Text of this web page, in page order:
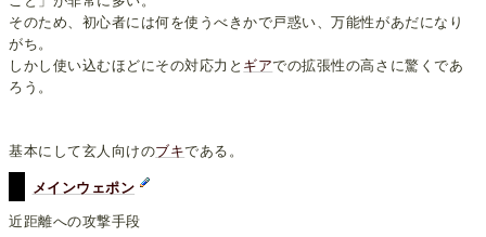
そのため、初心者には何を使うべきかで戸惑い、万能性があだになり
がち。
しかし使い込むほどにその対応力と ギアでの拡張性の高さに驚くであ
ろう。
基本にして玄人向けのブキである。
メインウェポン
近距離への攻撃手段